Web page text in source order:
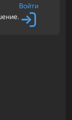
Войти